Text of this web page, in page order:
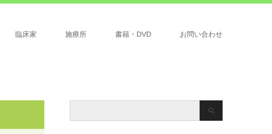
臨床家 施療所 書籍・DVD お問い合わせ